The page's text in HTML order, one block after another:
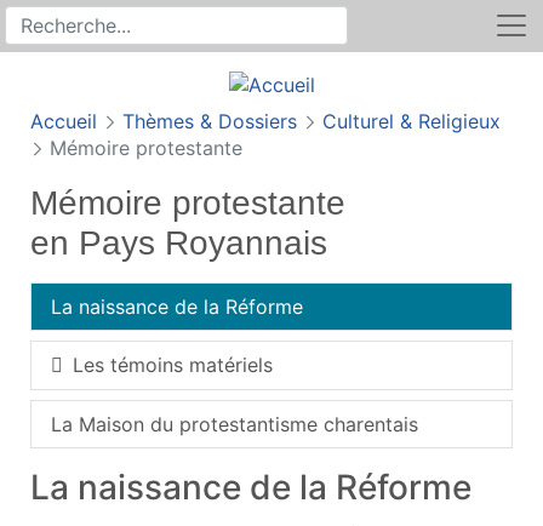
Recherche sur le site
Rechercher
Accueil Thèmes & Dossiers
Culturel & Religieux
Mémoire protestante
Mémoire protestante
en Pays Royannais
La naissance de la Réforme
Les témoins matériels
La Maison du protestantisme charentais
La naissance de la Réforme